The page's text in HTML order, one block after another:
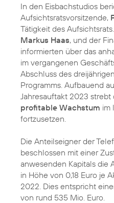
In den Eisbachstudios
Aufsichtsratsvorsitzende,
Tätigkeit des
Markus Haas, und der
informierten über das
im vergangenen
Abschluss des dreijährigen
Programms. Aufbauend
Jahresauftakt 2023
profitable Wachstum im
fortzusetzen.
Die Anteilseigner der
beschlossen mit einer
anwesenden Kapitals die
in Höhe von 0,18 Euro je
2022. Dies entspricht
von rund 535 Mio. Euro.